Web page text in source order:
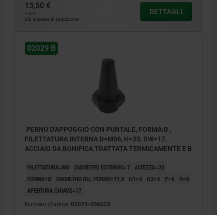
13,50 €
+ IVA
più le spese di spedizione
DETTAGLI
02029 B
PERNO D'APPOGGIO CON PUNTALE, FORMA:B ,
FILETTATURA INTERNA D=M06, H=25, SW=17,
ACCIAIO DA BONIFICA TRATTATA TERMICAMENTE E B
FILETTATURA=M6 DIAMETRO ESTERNO=7 ALTEZZA=25
FORMA=B
DIAMETRO DEL PERNO=11,9 H1=4 H2=4 P=6
R=6
APERTURA CHIAVE=17
Numero d’ordine: 02029-206025